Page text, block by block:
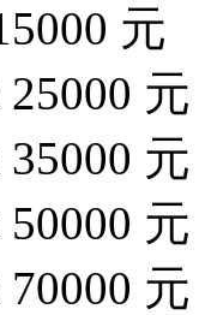
元
25000 元
35000 元
50000 元
70000 元